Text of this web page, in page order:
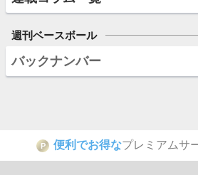
週刊ベースボール
バックナンバー
P 便利でお得なプレミアムサ